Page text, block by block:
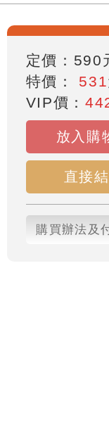
定價： 590
特價： 531
VIP價：
放入購
直接
購買辦法及